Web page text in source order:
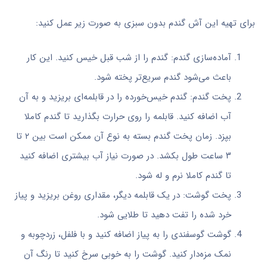
برای تهیه این آش گندم بدون سبزی به صورت زیر عمل کنید:
آماده‌سازی گندم: گندم را از شب قبل خیس کنید. این کار
باعث می‌شود گندم سریع‌تر پخته شود.
پخت گندم: گندم خیس‌خورده را در قابلمه‌ای بریزید و به آن
آب اضافه کنید. قابلمه را روی حرارت بگذارید تا گندم کاملا
بپزد. زمان پخت گندم بسته به نوع آن ممکن است بین ۲ تا
۳ ساعت طول بکشد. در صورت نیاز آب بیشتری اضافه کنید
تا گندم کاملا نرم و له شود.
پخت گوشت: در یک قابلمه دیگر، مقداری روغن بریزید و پیاز
خرد شده را تفت دهید تا طلایی شود.
گوشت گوسفندی را به پیاز اضافه کنید و با فلفل، زردچوبه و
نمک مزه‌دار کنید. گوشت را به خوبی سرخ کنید تا رنگ آن